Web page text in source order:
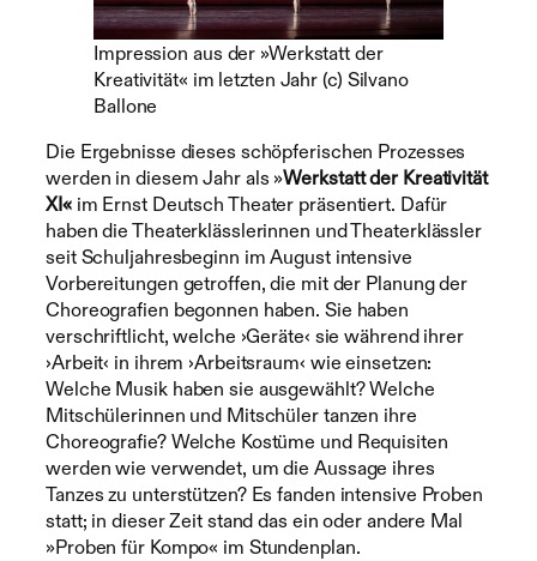
Impression aus der »Werkstatt der
Kreativität« im letzten Jahr (c) Silvano
Ballone
Die Ergebnisse dieses schöpferischen Prozesses
werden in diesem Jahr als »Werkstatt der Kreativität
XI«im Ernst Deutsch Theater präsentiert. Dafür
haben die Theaterklässlerinnen und Theaterklässler
seit Schuljahresbeginn im August intensive
Vorbereitungen getroffen, die mit der Planung der
Choreografien begonnen haben. Sie haben
verschriftlicht, welche ›Geräte‹ sie während ihrer
›Arbeit‹ in ihrem ›Arbeitsraum‹ wie einsetzen:
Welche Musik haben sie ausgewählt? Welche
Mitschülerinnen und Mitschüler tanzen ihre
Choreografie? Welche Kostüme und Requisiten
werden wie verwendet, um die Aussage ihres
Tanzes zu unterstützen? Es fanden intensive Proben
statt; in dieser Zeit stand das ein oder andere Mal
»Proben für Kompo« im Stundenplan.